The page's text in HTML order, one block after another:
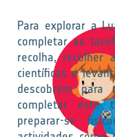
Para explorar a
completar as
recolha, recolher
científicas e
descobrem para
completar este
preparar-se